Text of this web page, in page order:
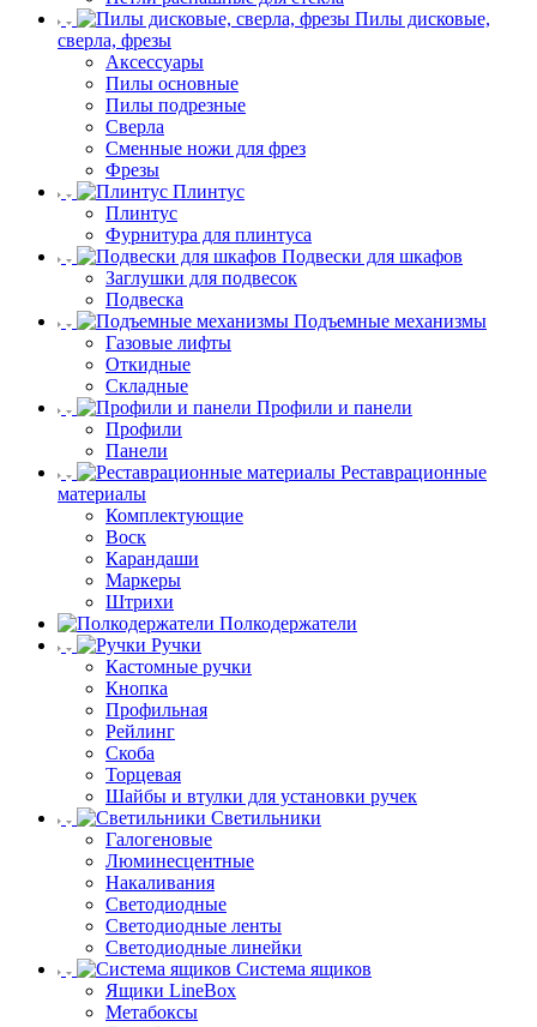
Пилы дисковые,
сверла, фрезы
Аксессуары
Пилы основные
Пилы подрезные
Сверла
Сменные ножи для фрез
Фрезы
Плинтус
Плинтус
Фурнитура для плинтуса
Подвески для шкафов
Заглушки для подвесок
Подвеска
Подъемные механизмы
Газовые лифты
Откидные
Складные
Профили и панели
Профили
Панели
Реставрационные
материалы
Комплектующие
Воск
Карандаши
Маркеры
Штрихи
Полкодержатели
Ручки
Кастомные ручки
Кнопка
Профильная
Рейлинг
Скоба
Торцевая
Шайбы и втулки для установки ручек
Светильники
Галогеновые
Люминесцентные
Накаливания
Светодиодные
Светодиодные ленты
Светодиодные линейки
Система ящиков
Ящики LineBox
Метабоксы